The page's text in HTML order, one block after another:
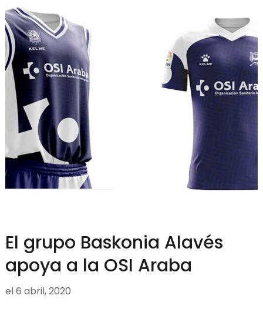
El grupo Baskonia Alavés
apoya a la OSI Araba
el6 abril, 2020